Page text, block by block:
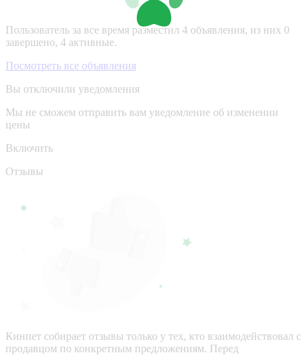
Пользователь за все время разместил 4 объявления, из них 0
завершено, 4 активные.
Посмотреть все объявления
Вы отключили уведомления
Мы не сможем отправить вам уведомление об изменении
цены
Включить
Отзывы
Кинпет собирает отзывы только у тех, кто взаимодействовал с
продавцом по конкретным предложениям. Перед